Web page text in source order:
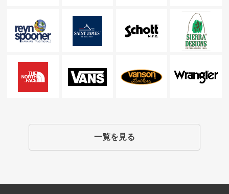
一覧を見る